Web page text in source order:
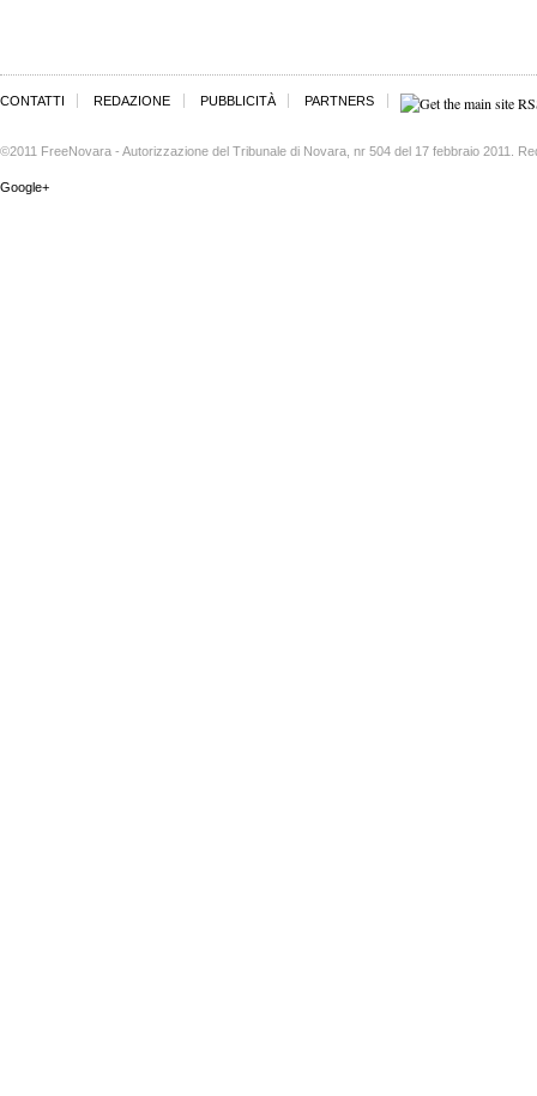
CONTATTI REDAZIONE PUBBLICITÀ PARTNERS
©2011 FreeNovara - Autorizzazione del Tribunale di Novara, nr 504 del 17 febbraio 2011.
Google+